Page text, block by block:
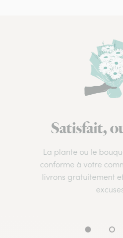
Satisfait,
La plante ou le
conforme à votre
livrons gratuitement